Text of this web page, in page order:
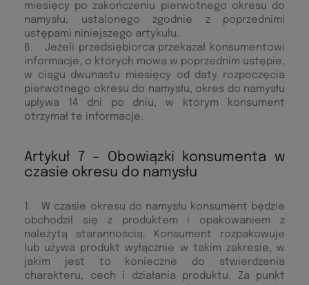
miesięcy po zakończeniu pierwotnego okresu do
namysłu, ustalonego zgodnie z poprzednimi
ustępami niniejszego artykułu.
6. Jeżeli przedsiębiorca przekazał konsumentowi
informacje, o których mowa w poprzednim ustępie,
w ciągu dwunastu miesięcy od daty rozpoczęcia
pierwotnego okresu do namysłu, okres do namysłu
upływa 14 dni po dniu, w którym konsument
otrzymał te informacje.
Artykuł 7 – Obowiązki konsumenta w
czasie okresu do namysłu
1. W czasie okresu do namysłu konsument będzie
obchodził się z produktem i opakowaniem z
należytą starannością. Konsument rozpakowuje
lub używa produkt wyłącznie w takim zakresie, w
jakim jest to konieczne do stwierdzenia
charakteru, cech i działania produktu. Za punkt